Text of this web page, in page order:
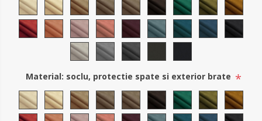
Material: soclu, protectie spate si exterior brate *